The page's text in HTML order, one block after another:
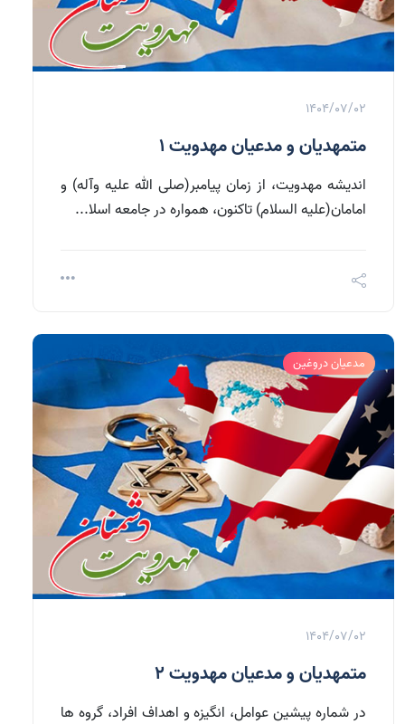
1404/07/02
متمهدیان و مدعیان مهدویت 1
اندیشه مهدویت، از زمان پیامبر(صلی الله علیه وآله) و
امامان(علیه السلام) تاکنون، همواره در جامعه اسلا...
مدعیان دروغین
1404/07/02
متمهدیان و مدعیان مهدویت 2
در شماره پیشین عوامل، انگیزه و اهداف افراد، گروه ها